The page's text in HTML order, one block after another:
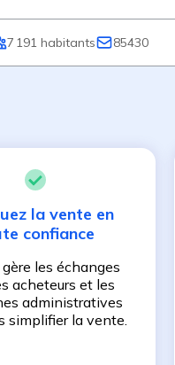
7 191 habitants 85430
la vente en
confiance
les échanges
acheteurs et les
administratives
simplifier la vente.